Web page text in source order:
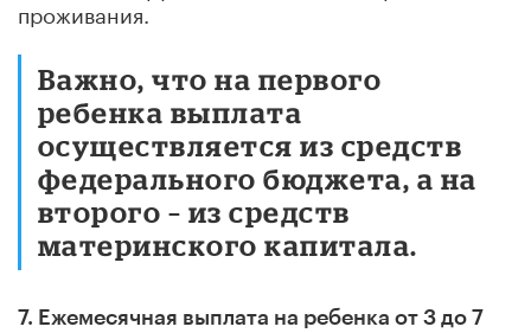
проживания.
Важно, что на первого
ребенка выплата
осуществляется из средств
федерального бюджета, а на
второго – из средств
материнского капитала.
7. Ежемесячная выплата на ребенка от 3 до 7